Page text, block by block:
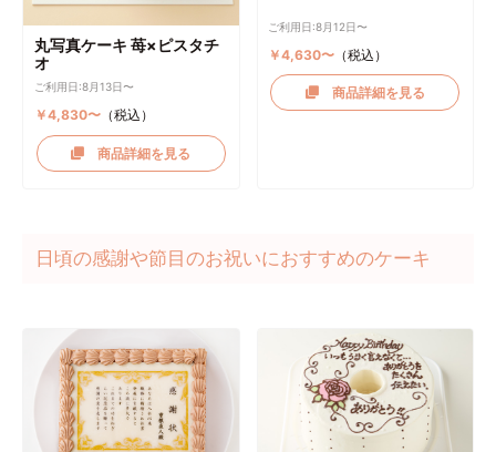
丸写真ケーキ 苺×ピスタチ
オ
ご利用日:8月13日〜
￥4,830〜（税込）
商品詳細を見る
ご利用日:8月12日〜
￥4,630〜 （税込）
商品詳細を見る
日頃の感謝や節目のお祝いにおすすめのケーキ